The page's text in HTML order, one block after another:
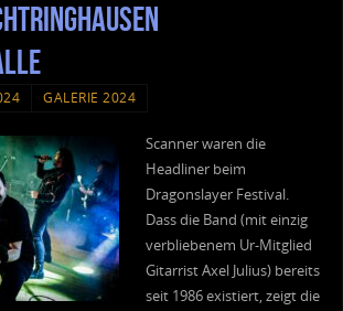
GALERIE 2024
Scanner waren die
Headliner beim
Dragonslayer Festival.
Dass die Band (mit einzig
verbliebenem Ur-Mitglied
Gitarrist Axel Julius) bereits
seit 1986 existiert, zeigt die